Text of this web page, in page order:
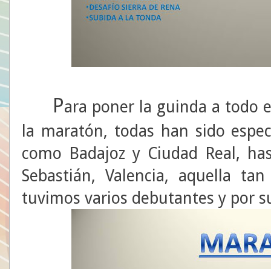
Para poner la guinda a todo
la maratón, todas han sido
como Badajoz y Ciudad Real,
Sebastián, Valencia, aquella
tuvimos varios debutantes y por